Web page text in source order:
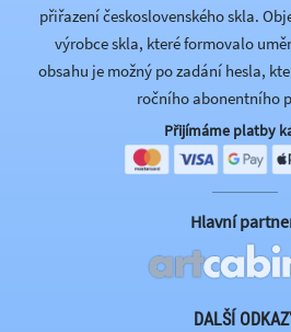
přiřazení československého skla.
výrobce skla, které formovalo
obsahu je možný po zadání hesla,
ročního abonentního
Přijímáme platby
Hlavní
DALŠÍ